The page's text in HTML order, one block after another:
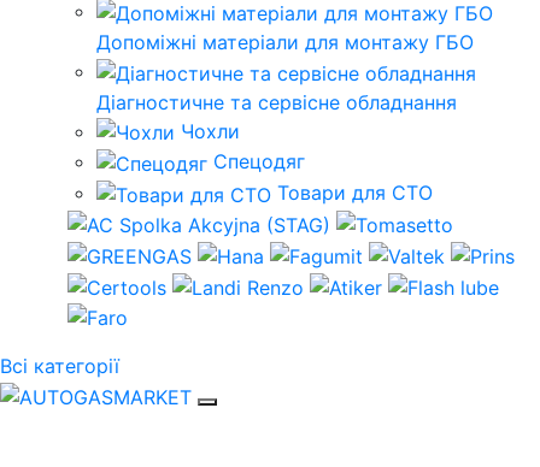
Допоміжні матеріали для монтажу ГБО
Діагностичне та сервісне обладнання
Чохли
Спецодяг
Товари для СТО
Всі категорії